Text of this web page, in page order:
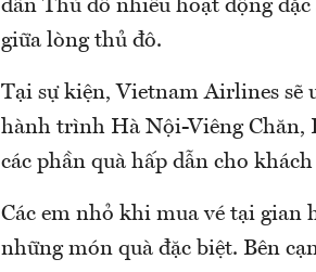
dân Thủ đô nhiều hoạt động
giữa lòng thủ đô.
Tại sự kiện, Vietnam Airlines sẽ
hành trình Hà Nội-Viêng Chăn,
các phần quà hấp dẫn cho
Các em nhỏ khi mua vé tại gian
những món quà đặc biệt. Bên